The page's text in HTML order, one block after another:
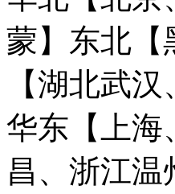
蒙】 东北【
【湖北武
华东【上海
昌、浙江温